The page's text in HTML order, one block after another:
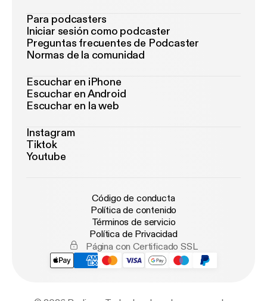
Para podcasters
Iniciar sesión como podcaster
Preguntas frecuentes de Podcaster
Normas de la comunidad
Escuchar en iPhone
Escuchar en Android
Escuchar en la web
Instagram
Tiktok
Youtube
Código de conducta
Política de contenido
Términos de servicio
Política de Privacidad
Página con Certificado SSL